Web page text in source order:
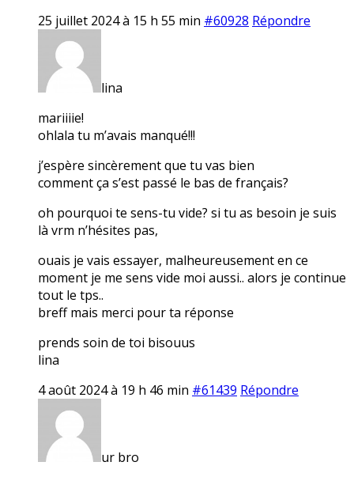
25 juillet 2024 à 15 h 55 min #60928 Répondre
lina
mariiiie!
ohlala tu m’avais manqué!!!
j’espère sincèrement que tu vas bien
comment ça s’est passé le bas de français?
oh pourquoi te sens-tu vide? si tu as besoin je suis
là vrm n’hésites pas,
ouais je vais essayer, malheureusement en ce
moment je me sens vide moi aussi.. alors je continue
tout le tps..
breff mais merci pour ta réponse
prends soin de toi bisouus
lina
4 août 2024 à 19 h 46 min #61439 Répondre
ur bro